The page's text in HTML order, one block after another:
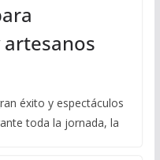
éxito y espectáculos
toda la jornada, la